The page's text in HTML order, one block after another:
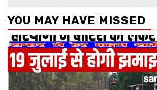
YOU MAY HAVE MISSED